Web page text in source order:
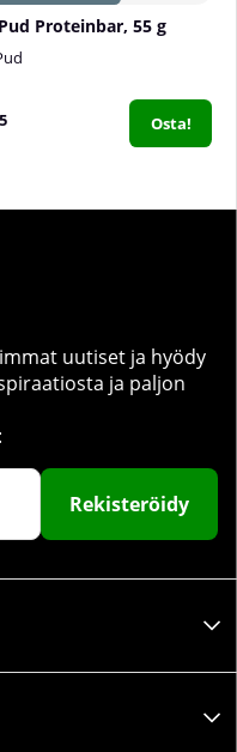
Proteinbar, 55 g
Osta!
uutiset ja hyödy
ja paljon
Rekisteröidy